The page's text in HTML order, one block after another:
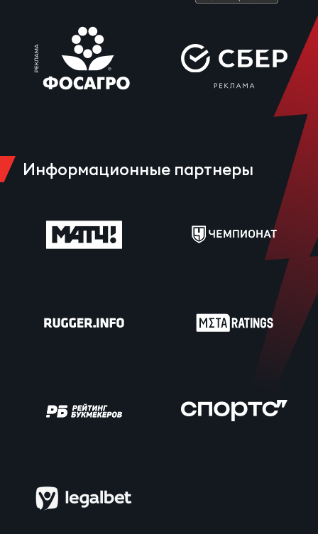
Информационные партнеры